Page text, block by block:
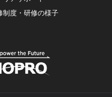
制度・研修の様子